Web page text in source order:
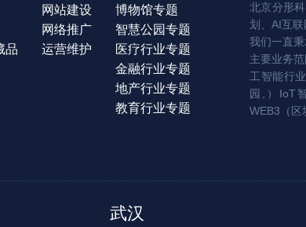
品
网站建设
网络推广
运营维护
博物馆专题
智慧公园专题
医疗行业专题
金融行业专题
地产行业专题
教育行业专题
北京分形
划、AI互
我们一直
主要业务
工智能行
园,）IoT
WEB3（区
武汉